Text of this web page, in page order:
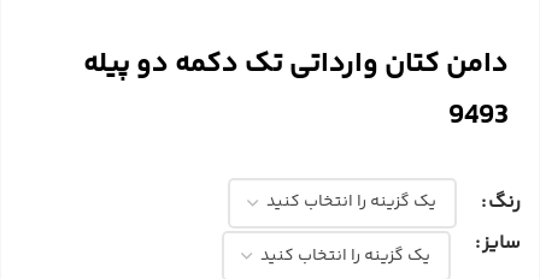
دامن کتان وارداتی تک دکمه دو پیله
9493
رنگ
سایز